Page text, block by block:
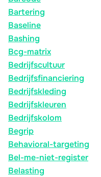
Bartering
Baseline
Bashing
Bcg-matrix
Bedrijfscultuur
Bedrijfsfinanciering
Bedrijfskleding
Bedrijfskleuren
Bedrijfskolom
Begrip
Behavioral-targeting
Bel-me-niet-register
Belasting